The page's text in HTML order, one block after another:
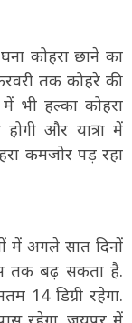
कोहरा छाने का
तक कोहरे की
भी हल्का कोहरा
और यात्रा में
कमजोर पड़ रहा
में अगले सात दिनों
तक बढ़ सकता है.
14 डिग्री रहेगा.